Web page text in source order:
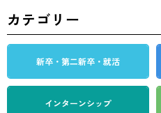
カテゴリー
新卒・第二新卒・就活
インターンシップ